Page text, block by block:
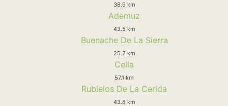
38.9 km
Ademuz
43.5 km
Buenache De La Sierra
25.2 km
Cella
57.1 km
Rubielos De La Cerida
43.8 km